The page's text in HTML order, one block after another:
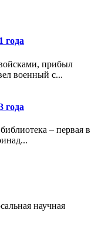
года
прибыл
военный с...
года
– первая в
научная